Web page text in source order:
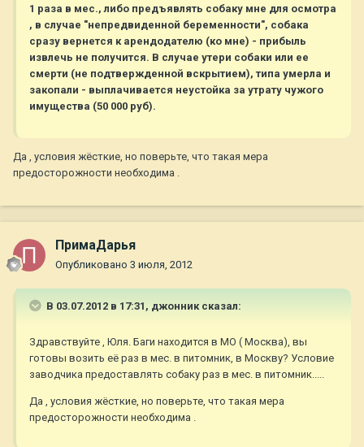
1 раза в мес., либо предъявлять собаку мне для осмотра
, в случае "непредвиденной беременности", собака
сразу вернется к арендодателю (ко мне) - прибыль
извлечь не получится. В случае утери собаки или ее
смерти (не подтвержденной вскрытием), типа умерла и
закопали - выплачивается неустойка за утрату чужого
имущества (50 000 руб).
Да , условия жёсткие, но поверьте, что такая мера
предосторожности необходима .
ПримаДарья
Опубликовано 3 июля, 2012
В 03.07.2012 в 17:31, джонник сказал:
Здравствуйте , Юля. Баги находится в МО ( Москва), вы
готовы возить её раз в мес. в питомник, в Москву? Условие
заводчика предоставлять собаку раз в мес. в питомник.....
Да , условия жёсткие, но поверьте, что такая мера
предосторожности необходима .